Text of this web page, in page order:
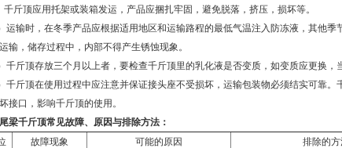
斤顶应用托架或装箱发运，产品应捆扎牢固，避免脱落，挤压，损坏等。
运输时，在冬季产品应根据适用地区和运输路程的最低气温注入防冻液，其他
输，储存过程中，内部不得产生锈蚀现象。
千斤顶存放三个月以上者，要检查千斤顶里的乳化液是否变质，如变质应更换，
千斤顶在使用过程中应注意并保证接头座不受损坏，运输包装物必须结实可靠
接口，影响千斤顶的使用。
梁千斤顶常见故障、原因与排除方法：
故障现象 可能的原因 排除的